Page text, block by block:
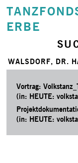
ERBE
WALSDORF, DR.
Vortrag:
(in: HEUTE:
(in: HEUTE: